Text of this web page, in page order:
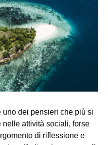
uno dei pensieri che più si
attività sociali, forse
di riflessione e